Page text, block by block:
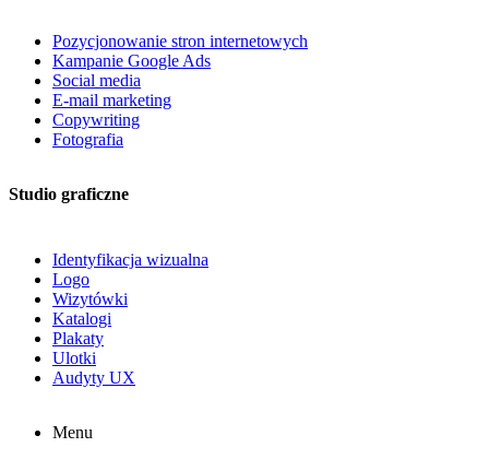
Pozycjonowanie stron internetowych
Kampanie Google Ads
Social media
E-mail marketing
Copywriting
Fotografia
Studio graficzne
Identyfikacja wizualna
Logo
Wizytówki
Katalogi
Plakaty
Ulotki
Audyty UX
Menu